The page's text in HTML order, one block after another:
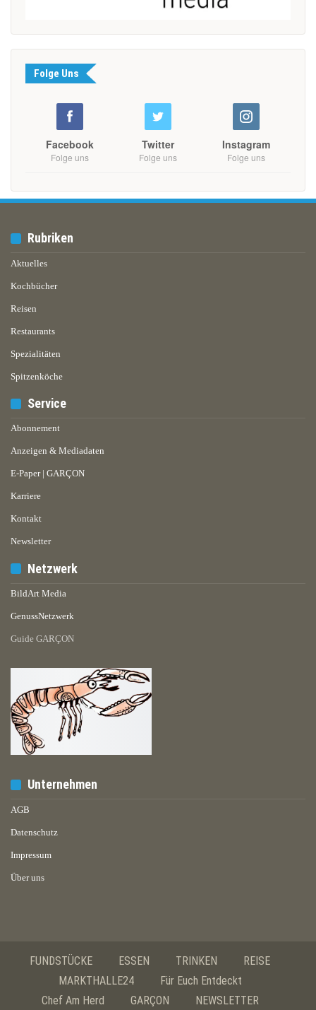
Folge Uns
Facebook
Folge uns
Twitter
Folge uns
Instagram
Folge uns
Rubriken
Aktuelles
Kochbücher
Reisen
Restaurants
Spezialitäten
Spitzenköche
Service
Abonnement
Anzeigen & Mediadaten
E-Paper | GARÇON
Karriere
Kontakt
Newsletter
Netzwerk
BildArt Media
GenussNetzwerk
Guide GARÇON
Unternehmen
AGB
Datenschutz
Impressum
Über uns
FUNDSTÜCKE ESSEN TRINKEN
REISE
MARKTHALLE24
Für Euch Entdeckt
Chef Am Herd
GARÇON NEWSLETTER